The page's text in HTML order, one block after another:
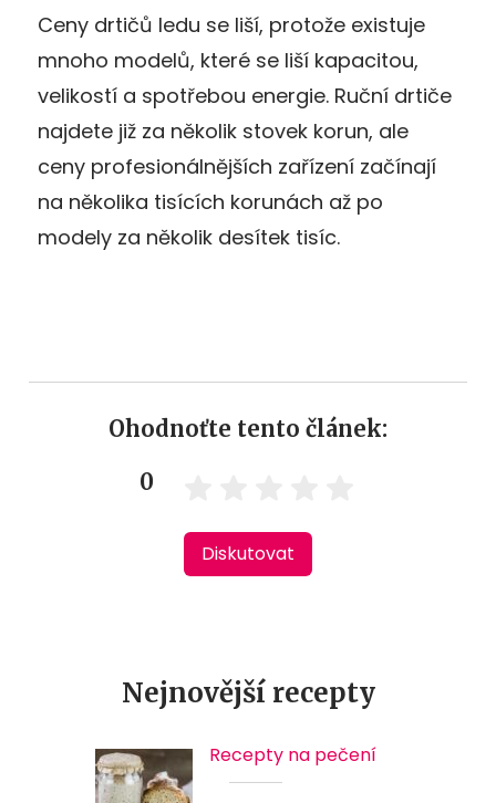
Ceny drtičů ledu se liší, protože existuje
mnoho modelů, které se liší kapacitou,
velikostí a spotřebou energie. Ruční drtiče
najdete již za několik stovek korun, ale
ceny profesionálnějších zařízení začínají
na několika tisících korunách až po
modely za několik desítek tisíc.
Ohodnoťte tento článek:
0
Diskutovat
Nejnovější recepty
Recepty na pečení